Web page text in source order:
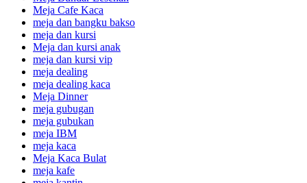
Meja Cafe Kaca
meja dan bangku bakso
meja dan kursi
Meja dan kursi anak
meja dan kursi vip
meja dealing
meja dealing kaca
Meja Dinner
meja gubugan
meja gubukan
meja IBM
meja kaca
Meja Kaca Bulat
meja kafe